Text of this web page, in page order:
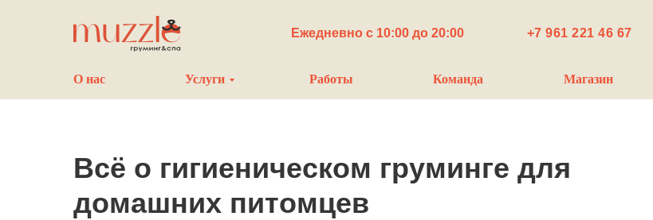
+7 961 221 46 67
Ежедневно с 10:00 до 20:00
О нас Услуги Работы Команда Магазин
Всё о гигиеническом груминге для
домашних питомцев